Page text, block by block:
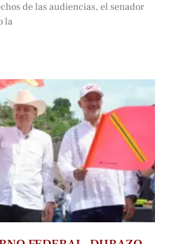
de las audiencias, el senador
la